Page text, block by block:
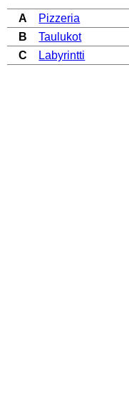
A Pizzeria
B
Taulukot
C
Labyrintti